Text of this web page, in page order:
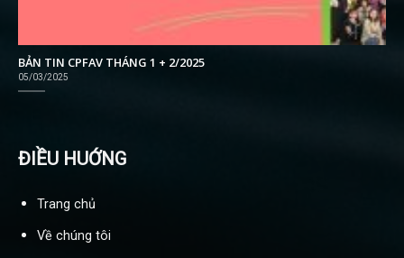
BẢN TIN CPFAV THÁNG 1 + 2/2025
05/03/2025
ĐIỀU HUỚNG
Trang chủ
Về chúng tôi